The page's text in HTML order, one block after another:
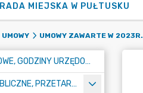
RADA MIEJSKA W PUŁTUSKU
UMOWY UMOWY ZAWARTE W 2023R.
DANE KONTAKTOWE, GODZINY URZĘDOWANIA I NUMER KONTA BANKOWEGO
ZAMÓWIENIA PUBLICZNE, PRZETARGI, KONKURSY